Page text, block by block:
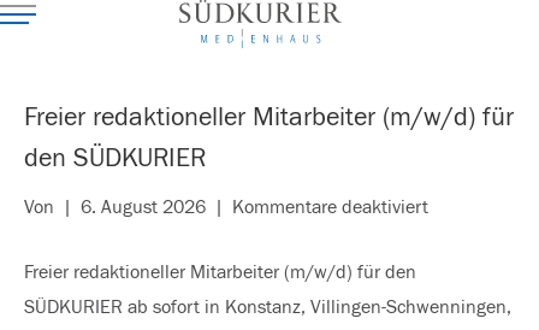
Freier redaktioneller Mitarbeiter (m/w/d) für
den SÜDKURIER
Von | 6. August 2026 | Kommentare deaktiviertfür
Mitarbeiter
Freier redaktioneller Mitarbeiter (m/w/d) für den
SÜDKURIER ab sofort in Konstanz, Villingen-Schwenningen,